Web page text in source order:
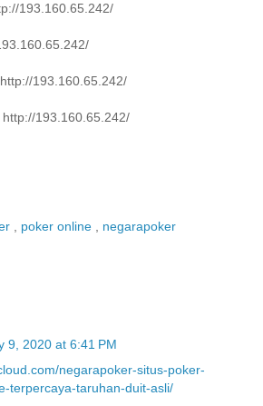
193.160.65.242/
193.160.65.242/
http://193.160.65.242/
poker online negarapoker
9, 2020 at 6:41 PM
negarapoker-situs-poker-
terpercaya-taruhan-duit-asli/